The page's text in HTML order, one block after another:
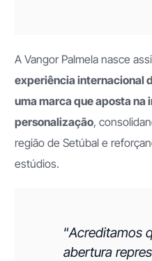
A Vangor Palmela nasce
experiência internacional
uma marca que aposta na
personalização,
região de Setúbal e
estúdios.
“Acreditamos
abertura